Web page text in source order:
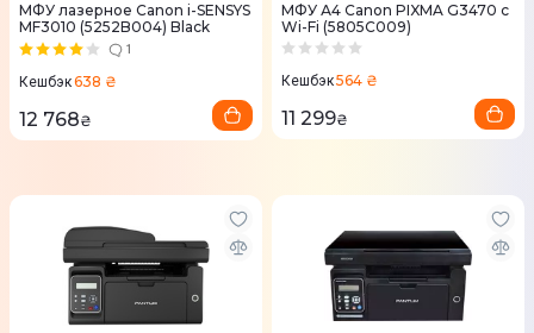
МФУ лазерное Canon i-SENSYS
MF3010 (5252B004) Black
1
Кешбэк638 ₴
12 768₴
МФУ А4 Canon PIXMA G3470 с
Wi-Fi (5805C009)
Кешбэк564 ₴
11 299₴